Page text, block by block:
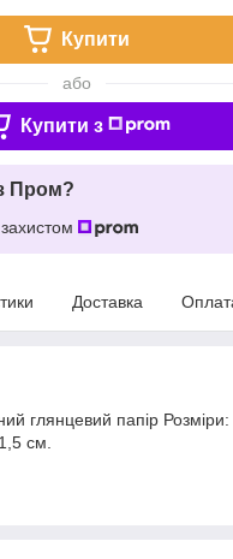
Купити
або
Купити з
Пром?
Доставка
глянцевий папір
см.